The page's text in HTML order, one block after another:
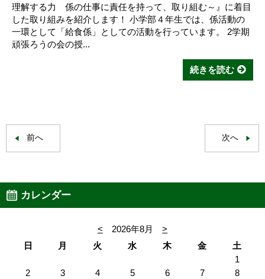
理解する力 係の仕事に責任を持って、取り組む～』に着目
した取り組みを紹介します！ 小学部４年生では、係活動の
一環として「給食係」としての活動を行っています。 2学期
頑張ろうの会の授...
続きを読む
前へ 次へ
カレンダー
< 2026年8月
>
日
月 火 水 木 金
土
1
2
3 4 5 6 7
8